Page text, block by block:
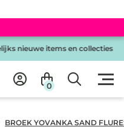
nieuwe items en collecties
0
BROEK YOVANKA SAND